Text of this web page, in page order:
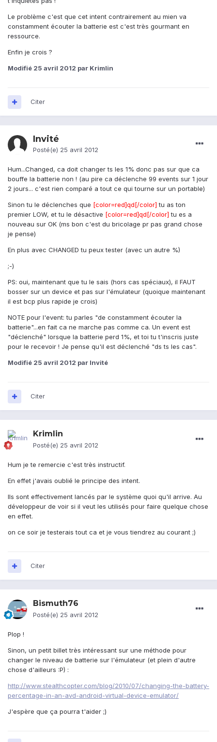
Le problème c'est que cet intent contrairement au mien va
constamment écouter la batterie est c'est très gourmant en
ressource.
Enfin je crois ?
Modifié 25 avril 2012 par Krimlin
Citer
Invité
Posté(e) 25 avril 2012
Hum...Changed, ca doit changer ts les 1% donc pas sur que ca
bouffe la batterie non ! (au pire ca déclenche 99 events sur 1 jour
2 jours... c'est rien comparé a tout ce qui tourne sur un portable)
Sinon tu le déclenches que [color=red]qd[/color] tu as ton
premier LOW, et tu le désactive [color=red]qd[/color] tu es a
nouveau sur OK (ms bon c'est du bricolage pr pas grand chose
je pense)
En plus avec CHANGED tu peux tester (avec un autre %)
;-)
PS: oui, maintenant que tu le sais (hors cas spéciaux), il FAUT
bosser sur un device et pas sur l'émulateur (quoique maintenant
il est bcp plus rapide je crois)
NOTE pour l'event: tu parles "de constamment écouter la
batterie"...en fait ca ne marche pas comme ca. Un event est
"déclenché" lorsque la batterie perd 1%, et toi tu t'inscris juste
pour le recevoir ! Je pense qu'il est déclenché "ds ts les cas".
Modifié 25 avril 2012 par Invité
Citer
Krimlin
Posté(e) 25 avril 2012
Hum je te remercie c'est très instructif.
En effet j'avais oublié le principe des intent.
Ils sont effectivement lancés par le système quoi qu'il arrive. Au
développeur de voir si il veut les utilisés pour faire quelque chose
en effet.
on ce soir je testerais tout ca et je vous tiendrez au courant ;)
Citer
Bismuth76
Posté(e) 25 avril 2012
Plop !
Sinon, un petit billet très intéressant sur une méthode pour
changer le niveau de batterie sur l'émulateur (et plein d'autre
chose d'ailleurs :P) :
http://www.stealthcopter.com/blog/2010/07/changing-the-battery-
percentage-in-an-avd-android-virtual-device-emulator/
J'espère que ça pourra t'aider ;)